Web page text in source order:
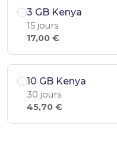
3 GB Kenya
15 jours
17,00 €
10 GB Kenya
30 jours
45,70 €